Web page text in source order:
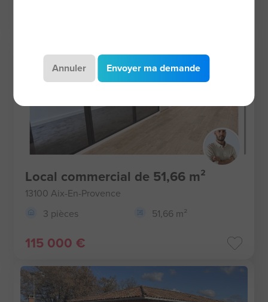
Local commercial de 51,66 m²
13100 Aix-En-Provence
3 pièces
51,66 m²
115 000 €
Annuler Envoyer ma demande